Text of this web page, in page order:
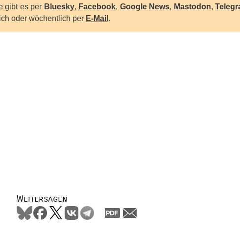
gibt es per Bluesky, Facebook, Google News, Mastodon,
oder wöchentlich per E-Mail .
Weitersagen